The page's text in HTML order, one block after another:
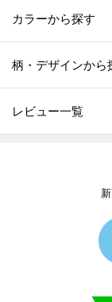
カラーから探す
柄・デザインから
レビュー一覧